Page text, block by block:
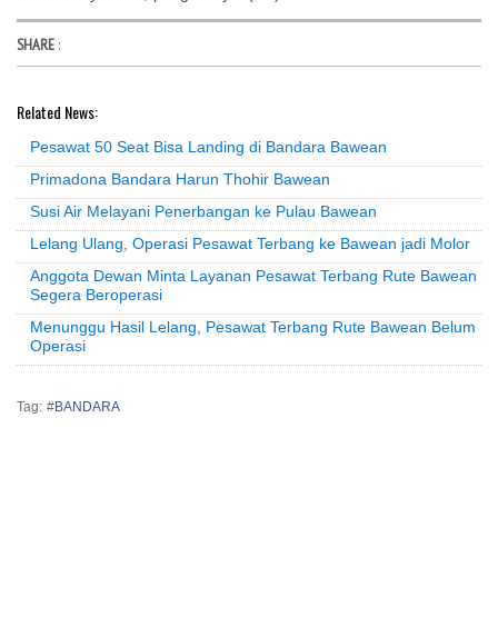
SHARE :
Related News:
Pesawat 50 Seat Bisa Landing di Bandara Bawean
Primadona Bandara Harun Thohir Bawean
Susi Air Melayani Penerbangan ke Pulau Bawean
Lelang Ulang, Operasi Pesawat Terbang ke Bawean jadi Molor
Anggota Dewan Minta Layanan Pesawat Terbang Rute Bawean
Segera Beroperasi
Menunggu Hasil Lelang, Pesawat Terbang Rute Bawean Belum
Operasi
Tag: #BANDARA